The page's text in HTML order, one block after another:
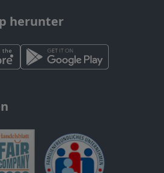
herunter